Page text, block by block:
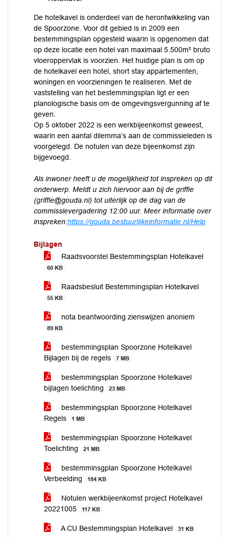
De hotelkavel is onderdeel van de herontwikkeling van
de Spoorzone. Voor dit gebied is in 2009 een
bestemmingsplan opgesteld waarin is opgenomen dat
op deze locatie een hotel van maximaal 5.500m² bruto
vloeroppervlak is voorzien. Het huidige plan is om op
de hotelkavel een hotel, short stay appartementen,
woningen en voorzieningen te realiseren. Met de
vaststelling van het bestemmingsplan ligt er een
planologische basis om de omgevingsvergunning af te
geven.
Op 5 oktober 2022 is een werkbijeenkomst geweest,
waarin een aantal dilemma’s aan de commissieleden is
voorgelegd. De notulen van deze bijeenkomst zijn
bijgevoegd.
Als inwoner heeft u de mogelijkheid tot inspreken op dit
onderwerp. Meldt u zich hiervoor aan bij de griffie
(griffie@gouda.nl) tot uiterlijk op de dag van de
commissievergadering 12:00 uur. Meer informatie over
inspreken:https://gouda.bestuurlijkeinformatie.nl/Help
Bijlagen
Raadsvoorstel Bestemmingsplan Hotelkavel
60 KB
Raadsbesluit Bestemmingsplan Hotelkavel
55 KB
nota beantwoording zienswijzen anoniem
89 KB
bestemmingsplan Spoorzone Hotelkavel
Bijlagen bij de regels
7 MB
bestemmingsplan Spoorzone Hotelkavel
bijlagen toelichting
23 MB
bestemmingsplan Spoorzone Hotelkavel
Regels
1 MB
bestemmingsplan Spoorzone Hotelkavel
Toelichting
21 MB
bestemminsgplan Spoorzone Hotelkavel
Verbeelding
184 KB
Notulen werkbijeenkomst project Hotelkavel
20221005
117 KB
A CU Bestemmingsplan Hotelkavel 31 KB